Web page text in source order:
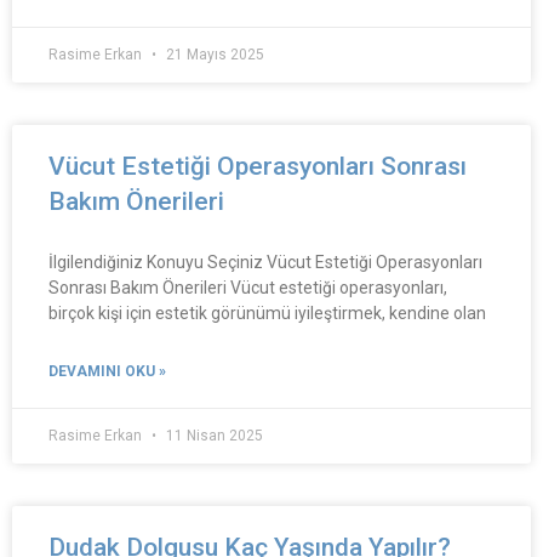
Rasime Erkan 21 Mayıs 2025
Vücut Estetiği Operasyonları Sonrası
Bakım Önerileri
İlgilendiğiniz Konuyu Seçiniz Vücut Estetiği Operasyonları
Sonrası Bakım Önerileri Vücut estetiği operasyonları,
birçok kişi için estetik görünümü iyileştirmek, kendine olan
DEVAMINI OKU »
Rasime Erkan 11 Nisan 2025
Dudak Dolgusu Kaç Yaşında Yapılır?